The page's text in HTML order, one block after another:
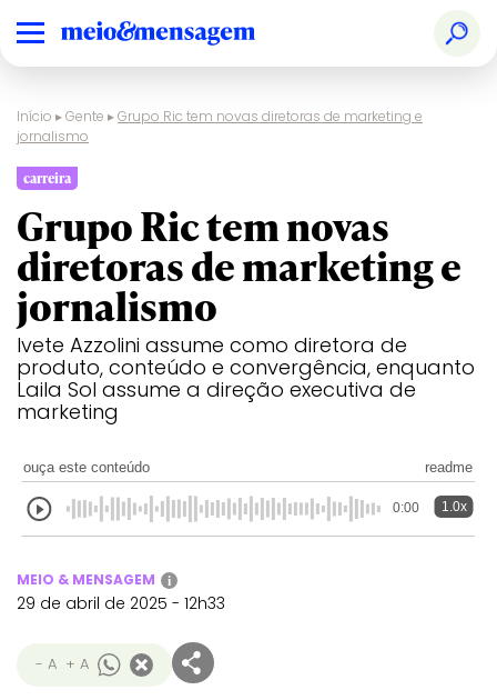
Início ▸Gente ▸Grupo Ric tem novas diretoras de marketing e
jornalismo
carreira
Grupo Ric tem novas
diretoras de marketing e
jornalismo
Ivete Azzolini assume como diretora de
produto, conteúdo e convergência, enquanto
Laila Sol assume a direção executiva de
marketing
ouça este conteúdo readme
0:00 1.0x
MEIO & MENSAGEM i
29 de abril de 2025 - 12h33
- A + A